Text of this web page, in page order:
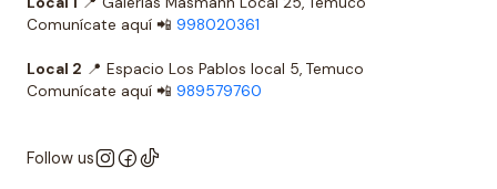
Comunícate aquí 📲 998020361
Local 2 📍 Espacio Los Pablos local 5, Temuco
Comunícate aquí 📲 989579760
Follow us